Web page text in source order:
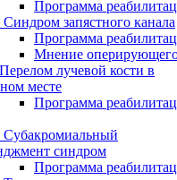
Программа
запястного канала
Программа
Мнение
лучевой кости в
месте
Программа
синдром
Программа